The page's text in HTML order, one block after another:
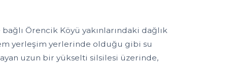
Örencik Köyü yakınlarındaki dağlık
yerleşim yerlerinde olduğu gibi su
uzun bir yükselti silsilesi üzerinde,